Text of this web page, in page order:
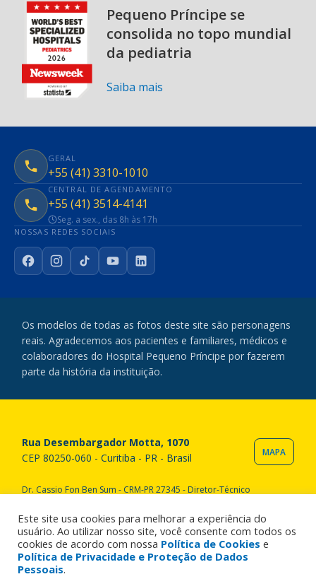
Pequeno Príncipe se
consolida no topo mundial
da pediatria
Saiba mais
GERAL
+55 (41) 3310-1010
CENTRAL DE AGENDAMENTO
+55 (41) 3514-4141
Seg. a sex., das 8h às 17h
NOSSAS REDES SOCIAIS
FacebookInstagram
TikTokYouTubeLinkedIn
Os modelos de todas as fotos deste site são personagens
reais. Agradecemos aos pacientes e familiares, médicos e
colaboradores do Hospital Pequeno Príncipe por fazerem
parte da história da instituição.
Rua Desembargador Motta, 1070
CEP 80250-060 - Curitiba - PR - Brasil
MAPA
Dr. Cassio Fon Ben Sum - CRM-PR 27345 - Diretor-Técnico
reservados. All rights reserved.
Este site usa cookies para melhorar a experiência do
usuário. Ao utilizar nosso site, você consente com todos os
cookies de acordo com nossa Política de Cookies e
Política de Privacidade e Proteção de Dados
Pessoais.